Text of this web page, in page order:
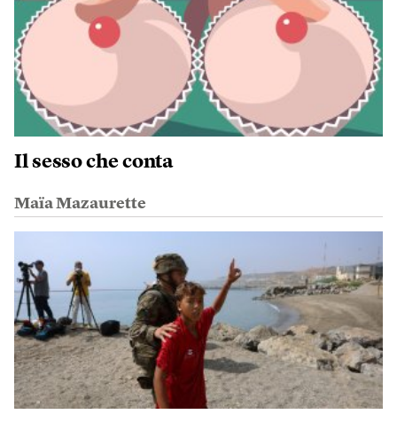
Il sesso che conta
Maïa Mazaurette